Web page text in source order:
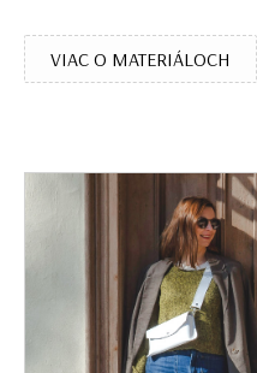
VIAC O MATERIÁLOCH